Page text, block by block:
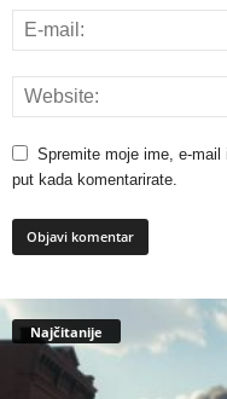
Spremite moje ime, e-
put kada komentarirate.
Najčitanije